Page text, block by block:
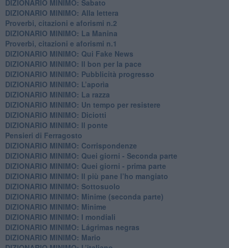
DIZIONARIO MINIMO: Sabato
​DIZIONARIO MINIMO: Alla lettera
Proverbi, citazioni e aforismi n.2
DIZIONARIO MINIMO: La Manina
​Proverbi, citazioni e aforismi n.1
DIZIONARIO MINIMO: Qui Fake News
DIZIONARIO MINIMO: ​Il bon per la pace
DIZIONARIO MINIMO: Pubblicità progresso
DIZIONARIO MINIMO: L’aporìa
DIZIONARIO MINIMO: La razza
DIZIONARIO MINIMO: Un tempo per resistere
DIZIONARIO MINIMO: Diciotti
DIZIONARIO MINIMO: Il ponte
Pensieri di Ferragosto
DIZIONARIO MINIMO: Corrispondenze
DIZIONARIO MINIMO: Quei giorni - Seconda parte
DIZIONARIO MINIMO: Quei giorni - prima parte
DIZIONARIO MINIMO: Il più pane l’ho mangiato
DIZIONARIO MINIMO: Sottosuolo
DIZIONARIO MINIMO: Minime (seconda parte)
DIZIONARIO MINIMO: Minime
DIZIONARIO MINIMO: ​I mondiali
DIZIONARIO MINIMO: ​Lágrimas negras
DIZIONARIO MINIMO: Mario